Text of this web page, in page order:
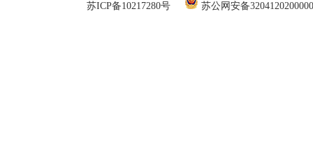
苏ICP备10217280号
苏公网安备